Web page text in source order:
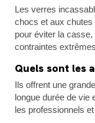
Les verres
chocs et aux
pour éviter la
contraintes
Quels sont les
Ils offrent une
longue durée de vie
les professionnels